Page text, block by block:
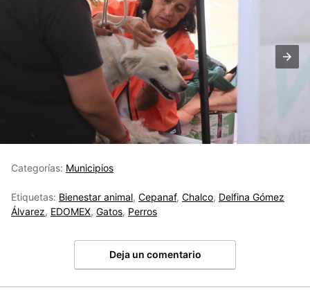
Categorías: Municipios
Etiquetas: Bienestar animal, Cepanaf, Chalco, Delfina Gómez
Álvarez, EDOMEX, Gatos, Perros
Deja un comentario